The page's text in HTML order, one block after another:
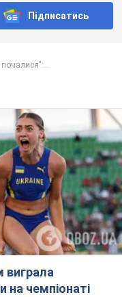
Підписатись
виграла
на чемпіонаті